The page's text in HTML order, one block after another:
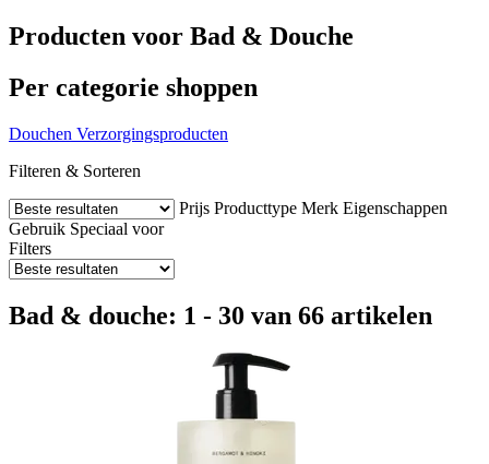
Producten voor Bad & Douche
Per categorie shoppen
Douchen Verzorgingsproducten
Filteren & Sorteren
Prijs Producttype Merk Eigenschappen
Gebruik Speciaal voor
Filters
Bad & douche: 1 - 30 van 66 artikelen